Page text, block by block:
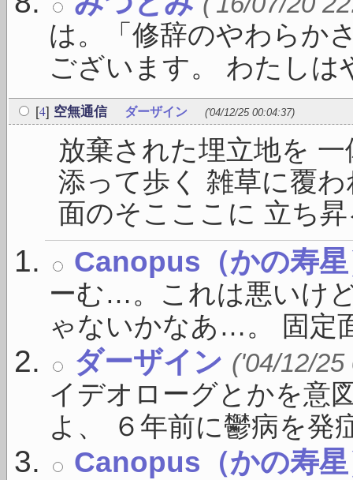
は。「修辞のやわらか
ございます。 わたしは
[4] 空無通信 ダーザイン ('04/12/25 00:04:37)
放棄された埋立地を
添って歩く 雑草に覆
面のそこここに 立ち
Canopus（かの寿
ーむ…。これは悪いけ
ゃないかなあ…。 固定
ダーザイン ('04/12/25
イデオローグとかを意
よ、 ６年前に鬱病を発
Canopus（かの寿